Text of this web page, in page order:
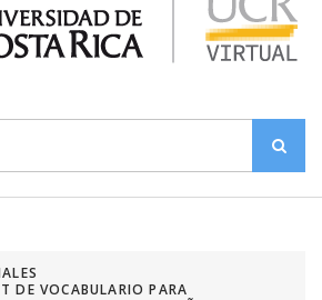
DE VOCABULARIO PARA